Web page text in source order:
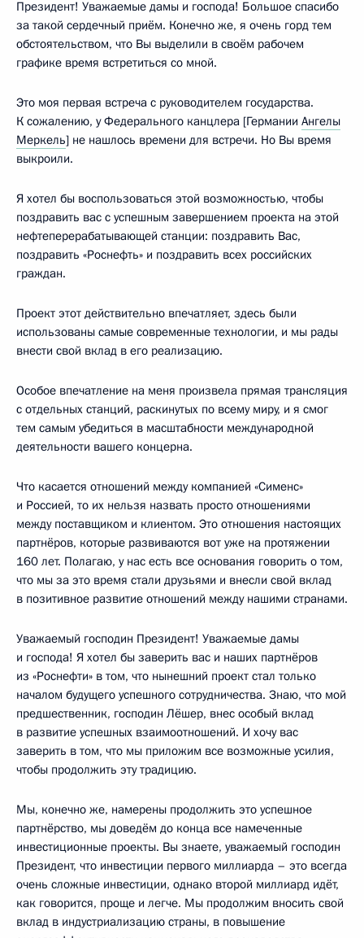
Президент! Уважаемые дамы и господа! Большое спасибо
за такой сердечный приём. Конечно же, я очень горд тем
обстоятельством, что Вы выделили в своём рабочем
графике время встретиться со мной.
Это моя первая встреча с руководителем государства.
К сожалению, у Федерального канцлера [Германии Ангелы
Меркель] не нашлось времени для встречи. Но Вы время
выкроили.
Я хотел бы воспользоваться этой возможностью, чтобы
поздравить вас с успешным завершением проекта на этой
нефтеперерабатывающей станции: поздравить Вас,
поздравить «Роснефть» и поздравить всех российских
граждан.
Проект этот действительно впечатляет, здесь были
использованы самые современные технологии, и мы рады
внести свой вклад в его реализацию.
Особое впечатление на меня произвела прямая трансляция
с отдельных станций, раскинутых по всему миру, и я смог
тем самым убедиться в масштабности международной
деятельности вашего концерна.
Что касается отношений между компанией «Сименс»
и Россией, то их нельзя назвать просто отношениями
между поставщиком и клиентом. Это отношения настоящих
партнёров, которые развиваются вот уже на протяжении
160 лет. Полагаю, у нас есть все основания говорить о том,
что мы за это время стали друзьями и внесли свой вклад
в позитивное развитие отношений между нашими странами.
Уважаемый господин Президент! Уважаемые дамы
и господа! Я хотел бы заверить вас и наших партнёров
из «Роснефти» в том, что нынешний проект стал только
началом будущего успешного сотрудничества. Знаю, что мой
предшественник, господин Лёшер, внес особый вклад
в развитие успешных взаимоотношений. И хочу вас
заверить в том, что мы приложим все возможные усилия,
чтобы продолжить эту традицию.
Мы, конечно же, намерены продолжить это успешное
партнёрство, мы доведём до конца все намеченные
инвестиционные проекты. Вы знаете, уважаемый господин
Президент, что инвестиции первого миллиарда – это всегда
очень сложные инвестиции, однако второй миллиард идёт,
как говорится, проще и легче. Мы продолжим вносить свой
вклад в индустриализацию страны, в повышение